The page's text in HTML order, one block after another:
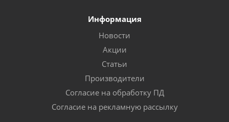
Информация
Новости
Акции
Статьи
Производители
Согласие на обработку ПД
Согласие на рекламную рассылку